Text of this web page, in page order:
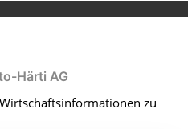
Härti AG
zu